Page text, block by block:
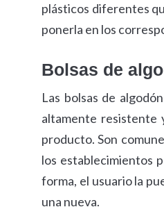
plásticos diferentes
ponerla en los
Bolsas de
Las bolsas de
altamente resistente
producto. Son
los establecimientos
forma, el usuario la
una nueva.